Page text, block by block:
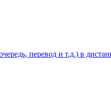
перевод и т.д.) в